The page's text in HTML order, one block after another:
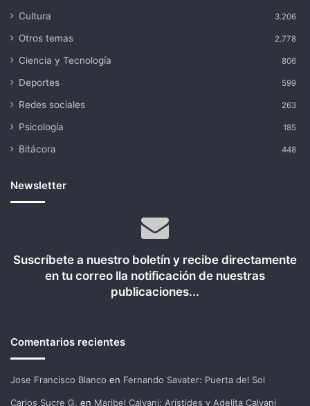
Cultura 3.206
Otros temas 2.778
Ciencia y Tecnología 806
Deportes 599
Redes sociales 263
Psicología 185
Bitácora 448
Newsletter
Suscríbete a nuestro boletín y recibe directamente
en tu correo lla notificación de nuestras
publicaciones...
Comentarios recientes
Jose Francisco Blanco en Fernando Savater: Puerta del Sol
Carlos Sucre G. en Maribel Calvani: Arístides y Adelita Calvani